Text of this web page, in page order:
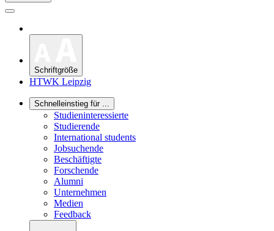
Schriftgröße
HTWK Leipzig
Schnelleinstieg für ...
Studieninteressierte
Studierende
International students
Jobsuchende
Beschäftigte
Forschende
Alumni
Unternehmen
Medien
Feedback